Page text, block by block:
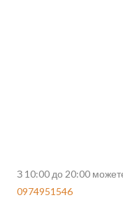
З 10:00 до 20:00
0974951546